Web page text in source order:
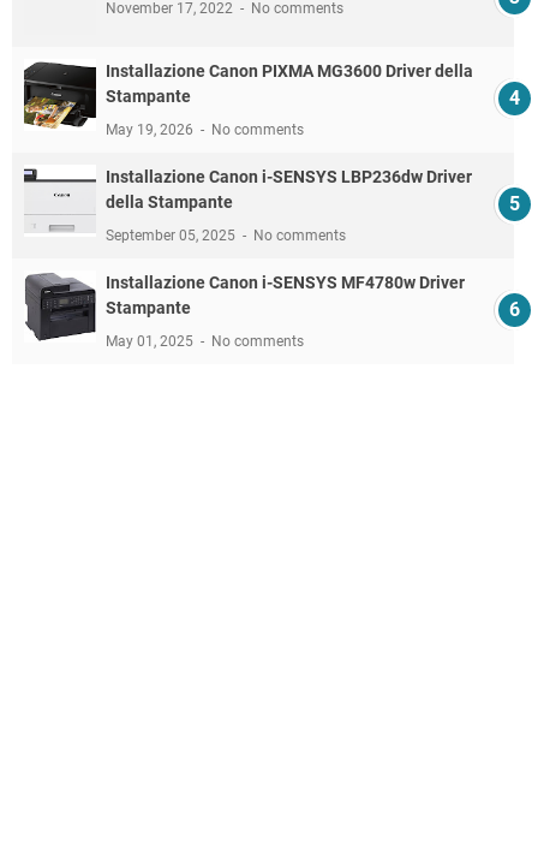
November 17, 2022 No comments
Installazione Canon PIXMA MG3600 Driver della
Stampante
May 19, 2026 No comments
Installazione Canon i-SENSYS LBP236dw Driver
della Stampante
September 05, 2025 No comments
Installazione Canon i-SENSYS MF4780w Driver
Stampante
May 01, 2025 No comments